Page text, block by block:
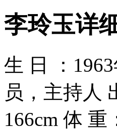
李玲玉详
生 日 ：
员，主持人
166cm 体